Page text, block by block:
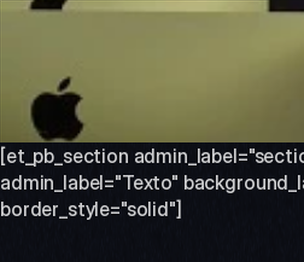
[et_pb_section
admin_label="Texto"
border_style="solid"]